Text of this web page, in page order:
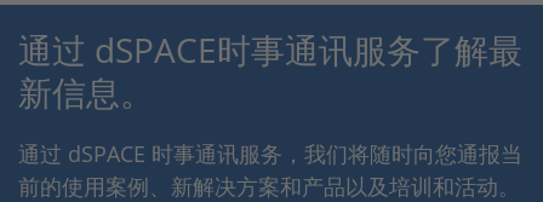
通过 dSPACE时事通讯服务了解最
新信息。
通过 dSPACE 时事通讯服务，我们将随时向您通报当
前的使用案例、新解决方案和产品以及培训和活动。